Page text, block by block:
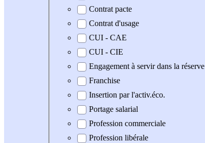
Contrat pacte
Contrat d'usage
CUI - CAE
CUI - CIE
Engagement à servir dans la réserve
Franchise
Insertion par l'activ.éco.
Portage salarial
Profession commerciale
Profession libérale